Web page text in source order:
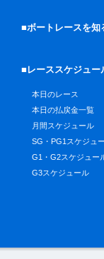
■ボートレースを知
■レーススケジュー
本日のレース
本日の払戻金一覧
月間スケジュール
SG・PG1スケジュ
G1・G2スケジュー
G3スケジュール